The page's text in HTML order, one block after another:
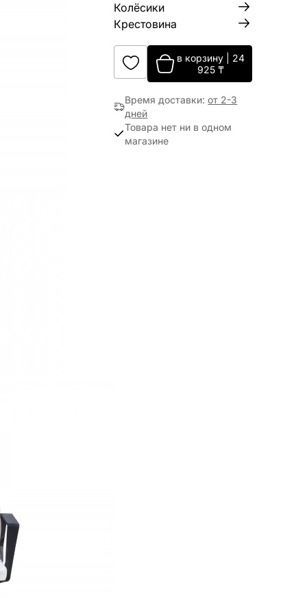
Колёсики
Крестовина
в корзину
24
925 ₸
Время доставки:от 2-3
дней
Товара нет ни в одном
магазине